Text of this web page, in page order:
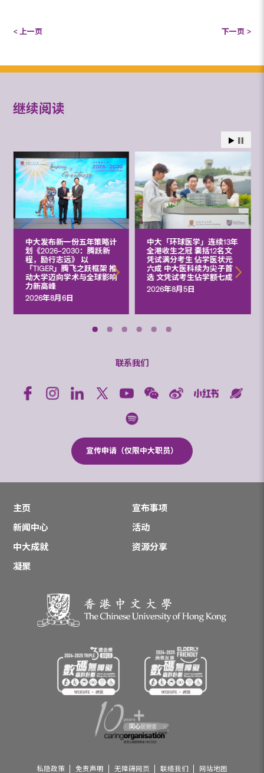
< 上一页 下一页 >
继续阅读
中大发布新一份五年策略计
划《2026‒2030：腾跃新
程，励行志远》 以
「TIGER」腾飞之跃框架 推
动大学迈向学术与全球影响
力新高峰
2026年8月6日
中大「环球医学」连续13年
全港收生之冠 囊括12名文
凭试满分考生 佔学医状元
六成 中大医科续为尖子首
选 文凭试考生佔学额七成
2026年8月5日
联系我们
宣传申请（仅限中大职员）
主页
宣布事项
新闻中心
活动
中大成就
资源分享
凝聚
私隐政策 免责声明 无障碍网页 联络我们 网站地图